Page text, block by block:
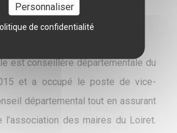
est conseillère départementale du
et a occupé le poste de vice-
départemental tout en assurant
l’association des maires du Loiret.
Personnaliser
de confidentialité